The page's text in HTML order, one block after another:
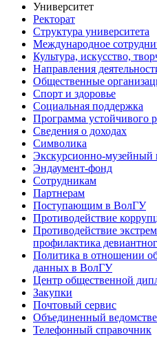
Университет
Ректорат
Структура университета
Международное
Культура, искусство,
Направления
Общественные
Спорт и здоровье
Социальная поддержка
Программа устойчивого
Сведения о доходах
Символика
Экскурсионно-музейный
Эндаумент-фонд
Сотрудникам
Партнерам
Поступающим в ВолГУ
Противодействие
Противодействие
профилактика
Политика в отношении
данных в ВолГУ
Центр общественной
Закупки
Почтовый сервис
Объединенный
Телефонный справочник